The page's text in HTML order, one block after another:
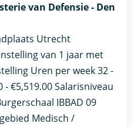
van Defensie - Den
Utrecht
van 1 jaar met
Uren per week 32 -
€5,519.00 Salarisniveau
IBBAD 09
Medisch /